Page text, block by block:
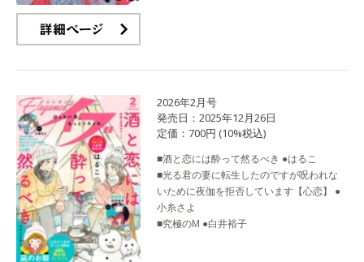
2026年2月号
発売日：2025年12月26日
定価：700円 (10%税込)
■酒と恋には酔って然るべき ●はるこ
■光る君の妻に転生したのですが呪われな
いために夜伽を拒否しています【心恋】 ●
小糸さよ
■究極のM ●白井裕子